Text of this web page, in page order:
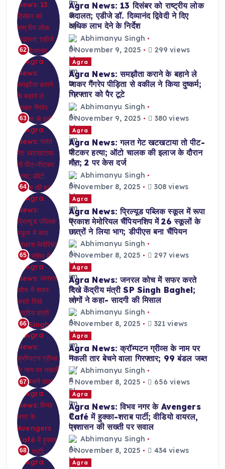
62
Agra News: 13 दिसंबर को राष्ट्रीय लोक
अदालत; एडीजे डॉ. दिव्यानंद द्विवेदी ने दिए
अधिक लाभ देने के निर्देश
Abhimanyu Singh
November 9, 2025
299 views
63
Agra
Agra News: समझौता कराने के बहाने ले
जाकर गैंगरेप पीड़िता से वकील ने किया दुष्कर्म;
गिरफ्तार को पैर टूटे
Abhimanyu Singh
November 9, 2025
380 views
64
Agra
Agra News: गलत गेट खटखटाया तो पीट-
पीटकर हत्या; ऑटो चालक की इलाज के दौरान
मौत; 2 पर केस दर्ज
Abhimanyu Singh
November 8, 2025
308 views
65
Agra
Agra News: प्रिल्यूड पब्लिक स्कूल में रूपा
प्रकाश मेमोरियल चैंपियनशिप में 26 स्कूलों के
छात्रों ने लिया भाग; डीपीएस बना चैंपियन
Abhimanyu Singh
November 8, 2025
297 views
66
Agra
Agra News: जनरल कोच में सफर करते
दिखे केंद्रीय मंत्री SP Singh Baghel;
लोगों ने कहा- सादगी की मिसाल
Abhimanyu Singh
November 8, 2025
321 views
67
Agra
Agra News: क्रॉम्पटन ग्रीव्स के नाम पर
नकली तार बेचने वाला गिरफ्तार; 99 बंडल जब्त
Abhimanyu Singh
November 8, 2025
656 views
68
Agra
Agra News: विभव नगर के Avengers
Café में हुक्का-शराब पार्टी; वीडियो वायरल,
प्रशासन की सख्ती पर सवाल
Abhimanyu Singh
November 8, 2025
434 views
Agra